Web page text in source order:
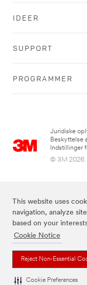
This website uses
navigation, analyze
based on your
Cookie Notice
Reject Non-Essential
Cookie Preferences
IDEER
SUPPORT
PROGRAMMER
Juridiske
Beskyttelse
Indstillinger
© 3M 2026.
3M, Post-it® og farven